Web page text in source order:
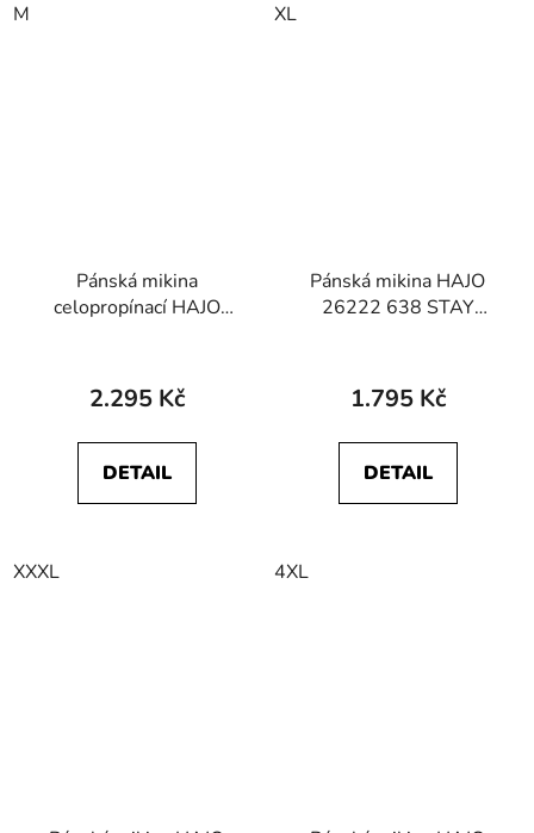
M XL
Pánská mikina
celopropínací HAJO
2.295 Kč
DETAIL
XXXL
Pánská mikina HAJO
26222 638 STAY
1.795 Kč
DETAIL
4XL